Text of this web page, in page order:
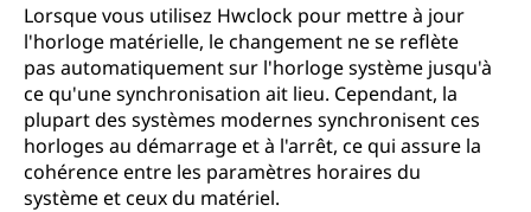
Lorsque vous utilisez Hwclock pour mettre à jour
l'horloge matérielle, le changement ne se reflète
pas automatiquement sur l'horloge système jusqu'à
ce qu'une synchronisation ait lieu. Cependant, la
plupart des systèmes modernes synchronisent ces
horloges au démarrage et à l'arrêt, ce qui assure la
cohérence entre les paramètres horaires du
système et ceux du matériel.